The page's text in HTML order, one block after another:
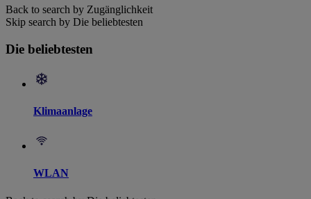
Back to search by Zugänglichkeit
Skip search by Die beliebtesten
Die beliebtesten
Klimaanlage
WLAN